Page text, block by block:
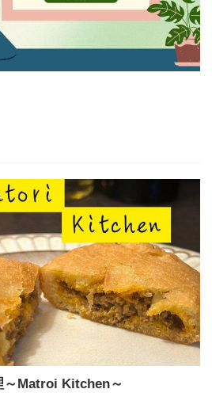
～Matroi Kitchen～